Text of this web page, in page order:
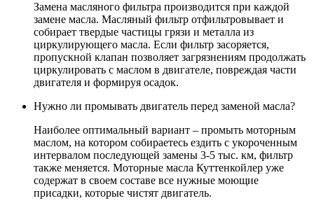
Замена масляного фильтра производится при каждой
замене масла. Масляный фильтр отфильтровывает и
собирает твердые частицы грязи и металла из
циркулирующего масла. Если фильтр засоряется,
пропускной клапан позволяет загрязнениям продолжать
циркулировать с маслом в двигателе, повреждая части
двигателя и формируя осадок.
Нужно ли промывать двигатель перед заменой масла?
Наиболее оптимальный вариант – промыть моторным
маслом, на котором собираетесь ездить с укороченным
интервалом последующей замены 3-5 тыс. км, фильтр
также меняется. Моторные масла Куттенкойлер уже
содержат в своем составе все нужные моющие
присадки, которые чистят двигатель.